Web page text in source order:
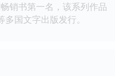
销书第一名，该系列作品
国文字出版发行。